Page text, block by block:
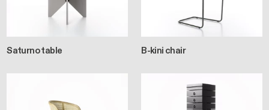
Saturno table B-kini chair